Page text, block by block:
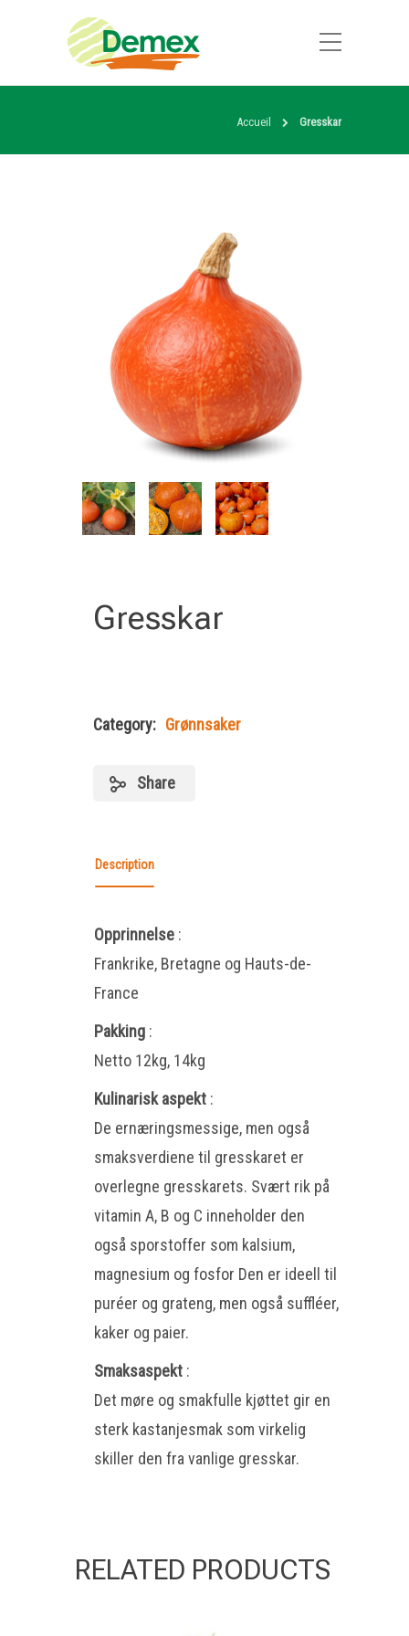
Accueil Gresskar
Gresskar
Category: Grønnsaker
Share
Description
Opprinnelse :
Frankrike, Bretagne og Hauts-de-
France
Pakking :
Netto 12kg, 14kg
Kulinarisk aspekt :
De ernæringsmessige, men også
smaksverdiene til gresskaret er
overlegne gresskarets. Svært rik på
vitamin A, B og C inneholder den
også sporstoffer som kalsium,
magnesium og fosfor Den er ideell til
puréer og grateng, men også suffléer,
kaker og paier.
Smaksaspekt :
Det møre og smakfulle kjøttet gir en
sterk kastanjesmak som virkelig
skiller den fra vanlige gresskar.
RELATED PRODUCTS